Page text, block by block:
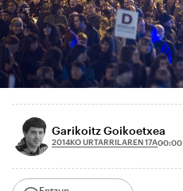
Garikoitz Goikoetxea
2014KO URTARRILAREN 17A00:00